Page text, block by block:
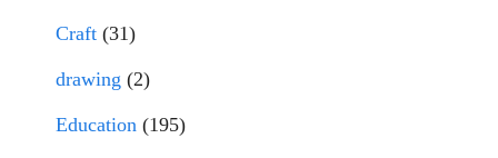
Craft (31)
drawing (2)
Education (195)